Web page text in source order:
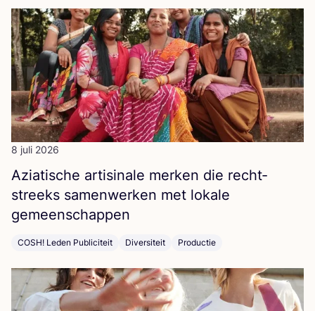
8 juli 2026
Azi­a­ti­sche arti­si­na­le mer­ken die recht­
streeks samen­wer­ken met loka­le
gemeenschappen
COSH! Leden Publiciteit Diversiteit Productie